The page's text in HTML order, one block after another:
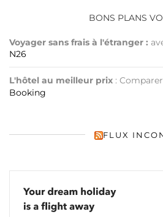
BONS PLANS
Voyager sans frais à l'étranger :
N26
L'hôtel au meilleur prix :
Booking
FLUX